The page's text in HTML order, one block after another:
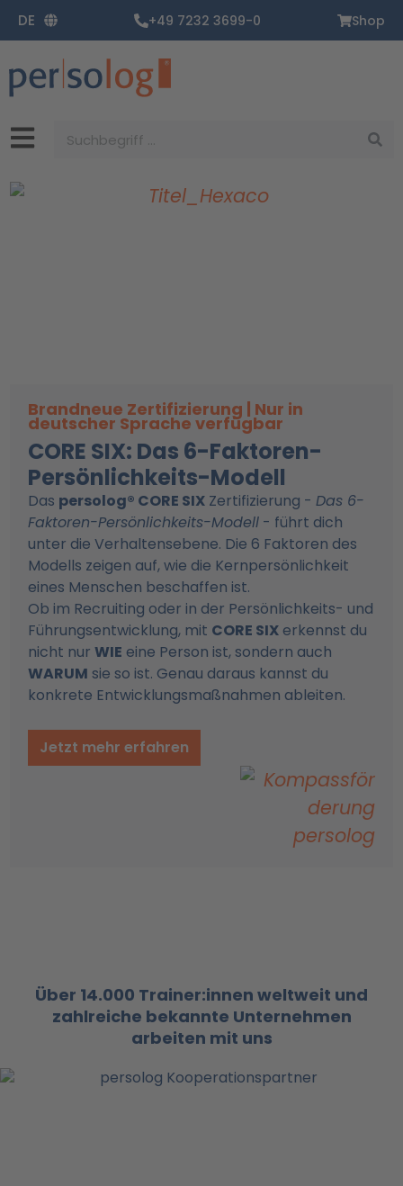
Inhalt
springen
DE +49 7232 3699-0 Shop
Brandneue Zertifizierung | Nur in
deutscher Sprache verfügbar
CORE SIX: Das 6-Faktoren-
Persönlichkeits-Modell
Das persolog® CORE SIX Zertifizierung -Das 6-
Faktoren-Persönlichkeits-Modell - führt dich
unter die Verhaltensebene. Die 6 Faktoren des
Modells zeigen auf, wie die Kernpersönlichkeit
eines Menschen beschaffen ist.
Ob im Recruiting oder in der Persönlichkeits- und
Führungsentwicklung, mit CORE SIX erkennst du
nicht nurWIE eine Person ist, sondern auch
WARUM sie so ist. Genau daraus kannst du
konkrete Entwicklungsmaßnahmen ableiten.
Jetzt mehr erfahren
Über 14.000 Trainer:innen weltweit und
zahlreiche bekannte Unternehmen
arbeiten mit uns